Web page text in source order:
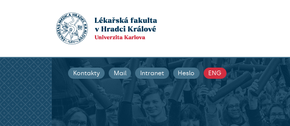
Kontakty Mail Intranet Heslo ENG